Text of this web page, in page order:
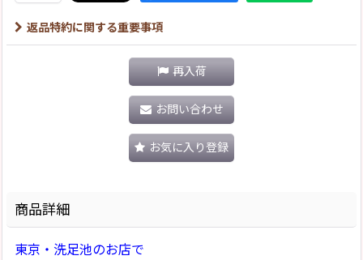
返品特約に関する重要事項
再入荷
お問い合わせ
お気に入り登録
商品詳細
東京・洗足池のお店で